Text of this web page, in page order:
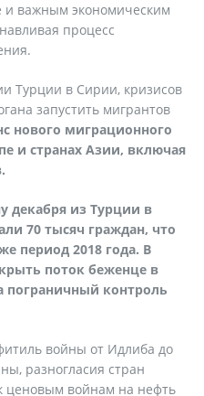
и важным экономическим
процесс
Турции в Сирии, кризисов
запустить мигрантов
нового миграционного
и странах Азии, включая
декабря из Турции в
70 тысяч граждан, что
период 2018 года. В
поток беженце в
пограничный контроль
войны от Идлиба до
разногласия стран
ценовым войнам на нефть